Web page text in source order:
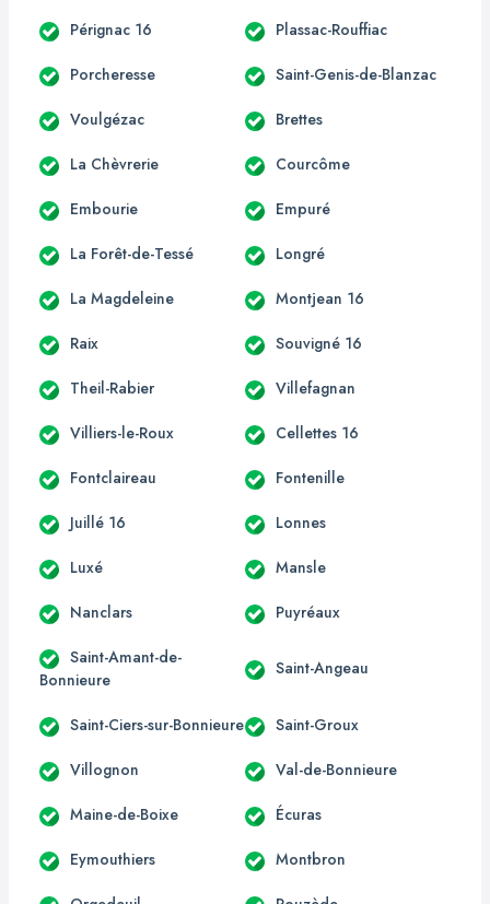
Pérignac 16 Plassac-Rouffiac
Porcheresse Saint-Genis-de-Blanzac
Voulgézac Brettes
La Chèvrerie Courcôme
Embourie Empuré
La Forêt-de-Tessé Longré
La Magdeleine Montjean 16
Raix Souvigné 16
Theil-Rabier Villefagnan
Villiers-le-Roux Cellettes 16
Fontclaireau Fontenille
Juillé 16 Lonnes
Luxé Mansle
Nanclars Puyréaux
Saint-Amant-de-
Bonnieure
Saint-Angeau
Saint-Ciers-sur-Bonnieure Saint-Groux
Villognon Val-de-Bonnieure
Maine-de-Boixe Écuras
Eymouthiers Montbron